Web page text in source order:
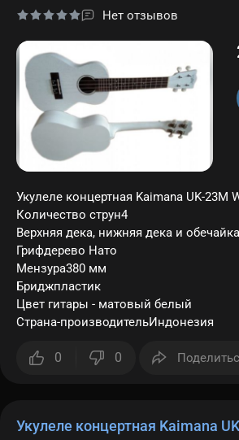
Нет отзывов
Укулеле концертная Kaimana UK-23M
Количество струн4
Верхняя дека, нижняя дека и
Грифдерево Нато
Мензура380 мм
Бриджпластик
Цвет гитары - матовый белый
Страна-производительИндонезия
0 0
Укулеле концертная Kaimana